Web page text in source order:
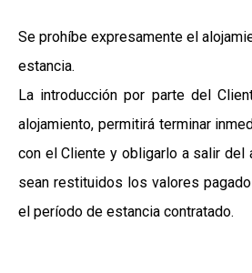
Se prohíbe expresamente el
estancia.
La introducción por parte del
alojamiento, permitirá terminar
con el Cliente y obligarlo a salir del
sean restituidos los valores
el período de estancia contratado.